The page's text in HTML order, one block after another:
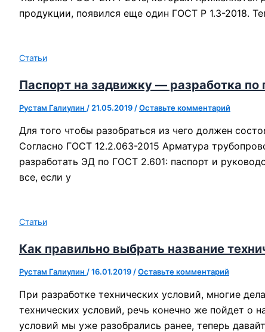
продукции, появился еще один ГОСТ Р 1.3-2018.
Статьи
Паспорт на задвижку — разработка по
Рустам Галиулин / 21.05.2019 /Оставьте комментарий
Для того чтобы разобраться из чего должен
Согласно ГОСТ 12.2.063-2015 Арматура
разработать ЭД по ГОСТ 2.601: паспорт и
все, если у
Статьи
Как правильно выбрать название
Рустам Галиулин /16.01.2019 /Оставьте комментарий
При разработке технических условий, многие
технических условий, речь конечно же пойдет о
условий мы уже разобрались ранее, теперь